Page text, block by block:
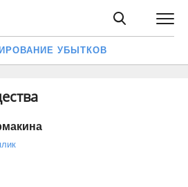
УБЫТКОВ